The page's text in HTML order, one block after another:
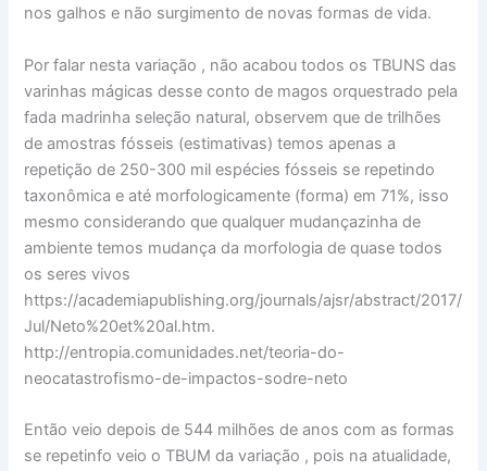
nos galhos e não surgimento de novas formas de vida.
Por falar nesta variação , não acabou todos os TBUNS das
varinhas mágicas desse conto de magos orquestrado pela
fada madrinha seleção natural, observem que de trilhões
de amostras fósseis (estimativas) temos apenas a
repetição de 250-300 mil espécies fósseis se repetindo
taxonômica e até morfologicamente (forma) em 71%, isso
mesmo considerando que qualquer mudançazinha de
ambiente temos mudança da morfologia de quase todos
os seres vivos
https://academiapublishing.org/journals/ajsr/abstract/2017/
Jul/Neto%20et%20al.htm.
http://entropia.comunidades.net/teoria-do-
neocatastrofismo-de-impactos-sodre-neto
Então veio depois de 544 milhões de anos com as formas
se repetinfo veio o TBUM da variação , pois na atualidade,